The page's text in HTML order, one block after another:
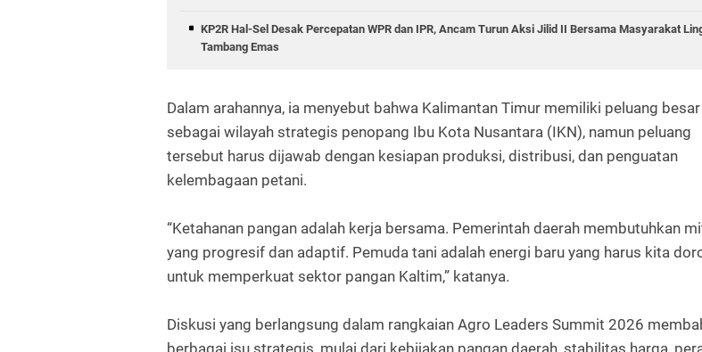
KP2R Hal-Sel Desak Percepatan WPR dan IPR, Ancam Turun Aksi Jilid II Bersama Masyarakat
Tambang Emas
Dalam arahannya, ia menyebut bahwa Kalimantan Timur memiliki peluang besar
sebagai wilayah strategis penopang Ibu Kota Nusantara (IKN), namun peluang
tersebut harus dijawab dengan kesiapan produksi, distribusi, dan penguatan
kelembagaan petani.
“Ketahanan pangan adalah kerja bersama. Pemerintah daerah membutuhkan
yang progresif dan adaptif. Pemuda tani adalah energi baru yang harus kita
untuk memperkuat sektor pangan Kaltim,” katanya.
Diskusi yang berlangsung dalam rangkaian Agro Leaders Summit 2026
berbagai isu strategis, mulai dari kebijakan pangan daerah, stabilitas harga,